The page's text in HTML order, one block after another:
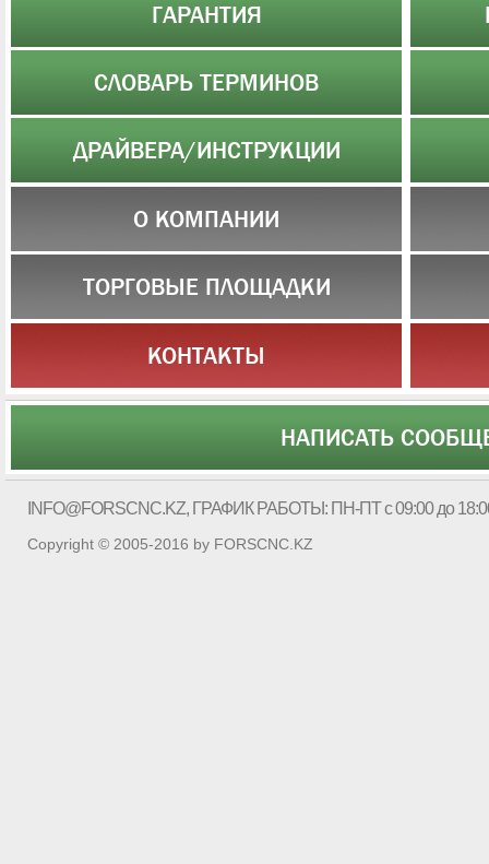
ГАРАНТИЯ
СЛОВАРЬ ТЕРМИНОВ
ДРАЙВЕРА/ИНСТРУКЦИИ
О КОМПАНИИ
ТОРГОВЫЕ ПЛОЩАДКИ
КОНТАКТЫ
НАПИСАТЬ
INFO@FORSCNC.KZ, ГРАФИК РАБОТЫ: ПН-ПТ с 09:00 до
Copyright © 2005-2016 by FORSCNC.KZ